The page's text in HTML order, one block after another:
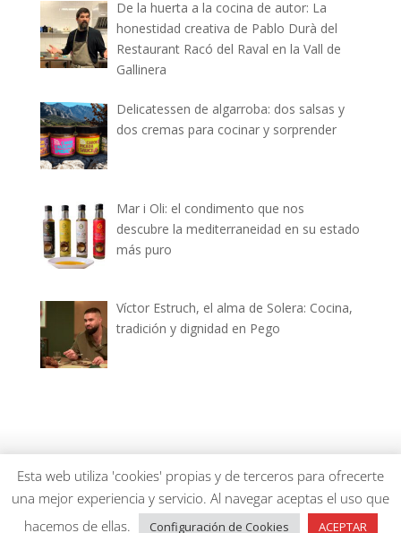
De la huerta a la cocina de autor: La
honestidad creativa de Pablo Durà del
Restaurant Racó del Raval en la Vall de
Gallinera
Delicatessen de algarroba: dos salsas y
dos cremas para cocinar y sorprender
Mar i Oli: el condimento que nos
descubre la mediterraneidad en su estado
más puro
Víctor Estruch, el alma de Solera: Cocina,
tradición y dignidad en Pego
dianiagastronomica.com © 2026
Esta web utiliza 'cookies' propias y de terceros para ofrecerte
una mejor experiencia y servicio. Al navegar aceptas el uso que
hacemos de ellas.
Configuración de Cookies ACEPTAR